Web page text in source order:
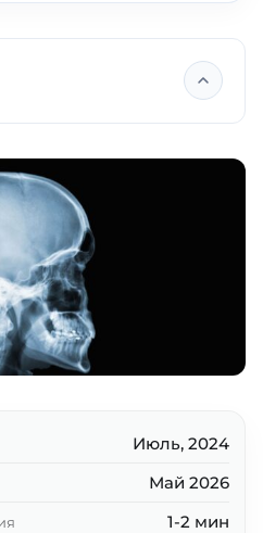
Июль, 2024
Май 2026
1-2 мин